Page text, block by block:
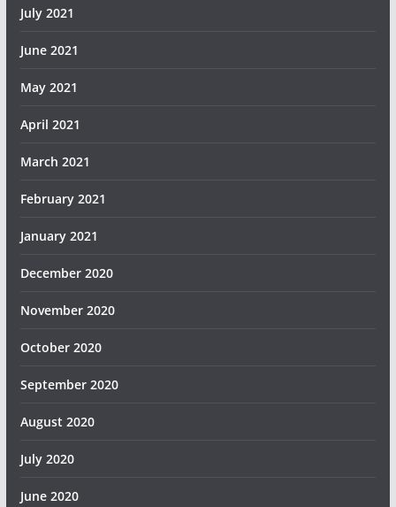
July 2021
June 2021
May 2021
April 2021
March 2021
February 2021
January 2021
December 2020
November 2020
October 2020
September 2020
August 2020
July 2020
June 2020